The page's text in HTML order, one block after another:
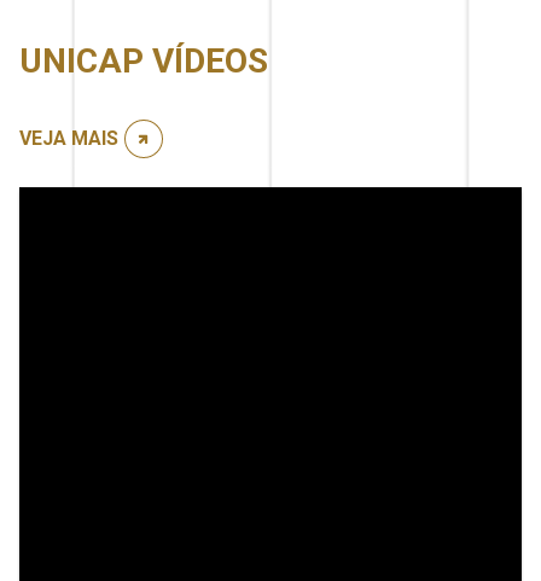
UNICAP VÍDEOS
VEJA MAIS